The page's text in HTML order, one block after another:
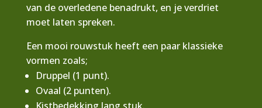
van de overledene benadrukt, en je verdriet
moet laten spreken.
Een mooi rouwstuk heeft een paar klassieke
vormen zoals;
Druppel (1 punt).
Ovaal (2 punten).